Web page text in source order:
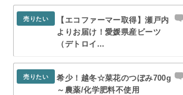
売りたい
【エコファーマー取得】瀬戸内
よりお届け！愛媛県産ビーツ
（デトロイ...
売りたい
希少！越冬☆菜花のつぼみ700g
～農薬/化学肥料不使用